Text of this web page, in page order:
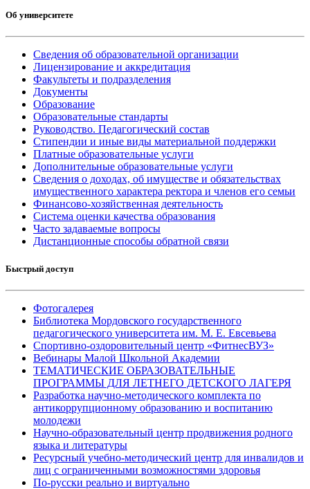
Об университете
Сведения об образовательной организации
Лицензирование и аккредитация
Факультеты и подразделения
Документы
Образование
Образовательные стандарты
Руководство. Педагогический состав
Стипендии и иные виды материальной поддержки
Платные образовательные услуги
Дополнительные образовательные услуги
Сведения о доходах, об имуществе и обязательствах
имущественного характера ректора и членов его семьи
Финансово-хозяйственная деятельность
Система оценки качества образования
Часто задаваемые вопросы
Дистанционные способы обратной связи
Быстрый доступ
Фотогалерея
Библиотека Мордовского государственного
педагогического университета им. М. Е. Евсевьева
Спортивно-оздоровительный центр «ФитнесВУЗ»
Вебинары Малой Школьной Академии
ТЕМАТИЧЕСКИЕ ОБРАЗОВАТЕЛЬНЫЕ
ПРОГРАММЫ ДЛЯ ЛЕТНЕГО ДЕТСКОГО ЛАГЕРЯ
Разработка научно-методического комплекта по
антикоррупционному образованию и воспитанию
молодежи
Научно-образовательный центр продвижения родного
языка и литературы
Ресурсный учебно-методический центр для инвалидов и
лиц с ограниченными возможностями здоровья
По-русски реально и виртуально